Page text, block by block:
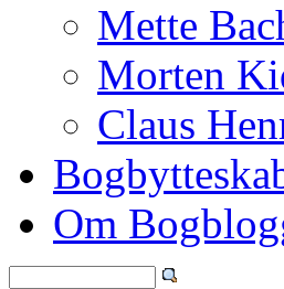
Mette
Morten
Claus
Om